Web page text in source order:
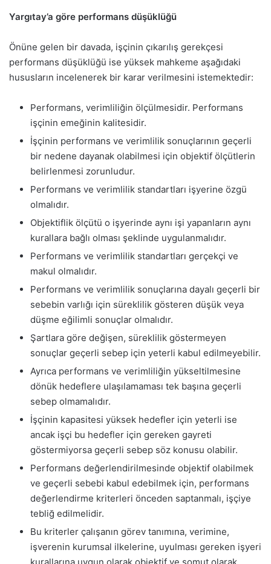
Yargıtay’a göre performans düşüklüğü
Önüne gelen bir davada, işçinin çıkarılış gerekçesi
performans düşüklüğü ise yüksek mahkeme aşağıdaki
hususların incelenerek bir karar verilmesini istemektedir:
Performans, verimliliğin ölçülmesidir. Performans
işçinin emeğinin kalitesidir.
İşçinin performans ve verimlilik sonuçlarının geçerli
bir nedene dayanak olabilmesi için objektif ölçütlerin
belirlenmesi zorunludur.
Performans ve verimlilik standartları işyerine özgü
olmalıdır.
Objektiflik ölçütü o işyerinde aynı işi yapanların aynı
kurallara bağlı olması şeklinde uygulanmalıdır.
Performans ve verimlilik standartları gerçekçi ve
makul olmalıdır.
Performans ve verimlilik sonuçlarına dayalı geçerli bir
sebebin varlığı için süreklilik gösteren düşük veya
düşme eğilimli sonuçlar olmalıdır.
Şartlara göre değişen, süreklilik göstermeyen
sonuçlar geçerli sebep için yeterli kabul edilmeyebilir.
Ayrıca performans ve verimliliğin yükseltilmesine
dönük hedeflere ulaşılamaması tek başına geçerli
sebep olmamalıdır.
İşçinin kapasitesi yüksek hedefler için yeterli ise
ancak işçi bu hedefler için gereken gayreti
göstermiyorsa geçerli sebep söz konusu olabilir.
Performans değerlendirilmesinde objektif olabilmek
ve geçerli sebebi kabul edebilmek için, performans
değerlendirme kriterleri önceden saptanmalı, işçiye
tebliğ edilmelidir.
Bu kriterler çalışanın görev tanımına, verimine,
işverenin kurumsal ilkelerine, uyulması gereken işyeri
kurallarına uygun olarak objektif ve somut olarak